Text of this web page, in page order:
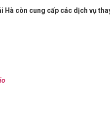
Hà còn cung cấp các dịch vụ